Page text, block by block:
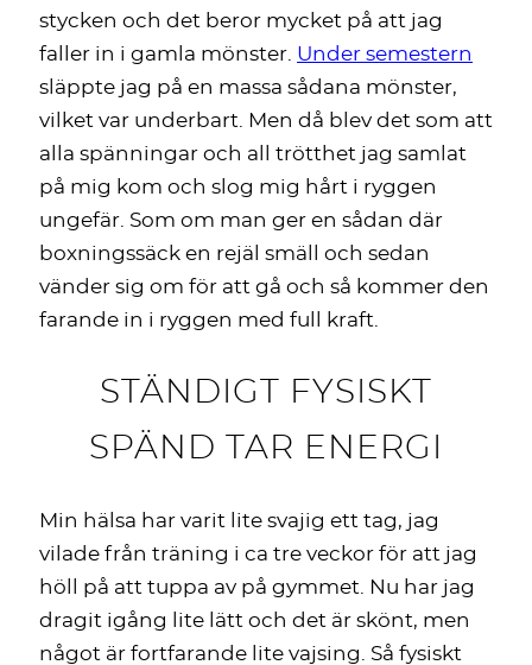
stycken och det beror mycket på att jag
faller in i gamla mönster. Under semestern
släppte jag på en massa sådana mönster,
vilket var underbart. Men då blev det som att
alla spänningar och all trötthet jag samlat
på mig kom och slog mig hårt i ryggen
ungefär. Som om man ger en sådan där
boxningssäck en rejäl smäll och sedan
vänder sig om för att gå och så kommer den
farande in i ryggen med full kraft.
STÄNDIGT FYSISKT
SPÄND TAR ENERGI
Min hälsa har varit lite svajig ett tag, jag
vilade från träning i ca tre veckor för att jag
höll på att tuppa av på gymmet. Nu har jag
dragit igång lite lätt och det är skönt, men
något är fortfarande lite vajsing. Så fysiskt